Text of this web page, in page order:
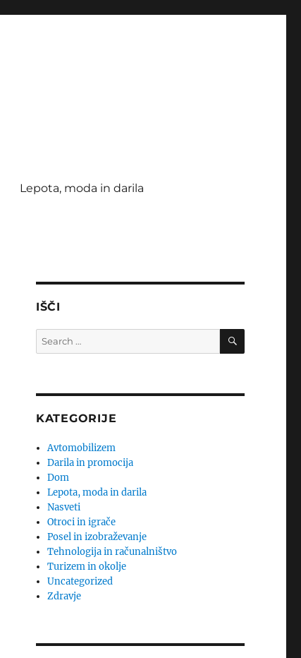
Lepota, moda in darila
IŠČI
Search
for:
SEARCH
KATEGORIJE
Avtomobilizem
Darila in promocija
Dom
Lepota, moda in darila
Nasveti
Otroci in igrače
Posel in izobraževanje
Tehnologija in računalništvo
Turizem in okolje
Uncategorized
Zdravje